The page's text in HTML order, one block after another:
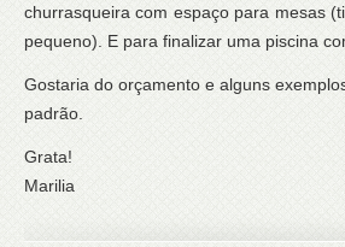
churrasqueira com espaço para mesas
pequeno). E para finalizar uma piscina
Gostaria do orçamento e alguns
padrão.
Grata!
Marilia